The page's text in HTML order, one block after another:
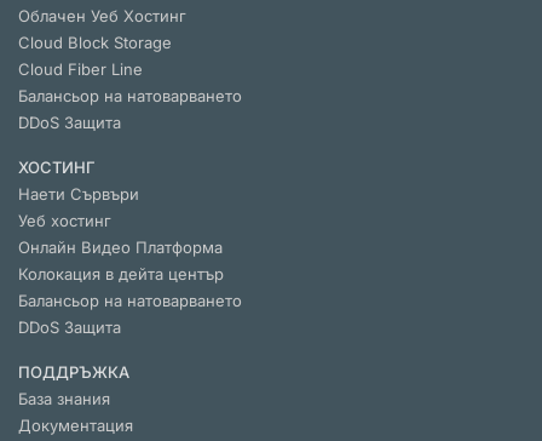
Облачен Уеб Хостинг
Cloud Block Storage
Cloud Fiber Line
Балансьор на натоварването
DDoS Защита
ХОСТИНГ
Наети Сървъри
Уеб хостинг
Онлайн Видео Платформа
Колокация в дейта център
Балансьор на натоварването
DDoS Защита
ПОДДРЪЖКА
База знания
Документация